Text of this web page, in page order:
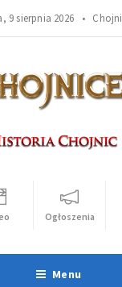
9 sierpnia 2026 •
Ogłoszenia
Menu